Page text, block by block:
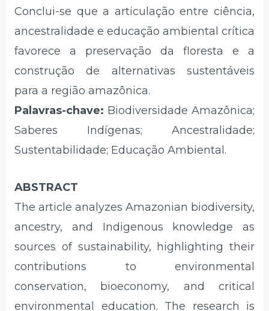
Conclui-se que a articulação entre ciência,
ancestralidade e educação ambiental crítica
favorece a preservação da floresta e a
construção de alternativas sustentáveis
para a região amazônica.
Palavras-chave: Biodiversidade Amazônica;
Saberes Indígenas; Ancestralidade;
Sustentabilidade; Educação Ambiental.
ABSTRACT
The article analyzes Amazonian biodiversity,
ancestry, and Indigenous knowledge as
sources of sustainability, highlighting their
contributions to environmental
conservation, bioeconomy, and critical
environmental education. The research is